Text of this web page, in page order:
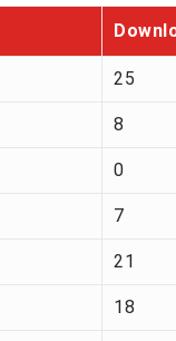
25
8
0
7
21
18